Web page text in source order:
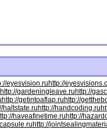
eyesvision.ruhttp://
http://gardeningleave.ruhttp://
http://getintoaflap.ruhttp://
haltstate.ruhttp://handcoding.ru
haveafinetime.ruhttp://
http://